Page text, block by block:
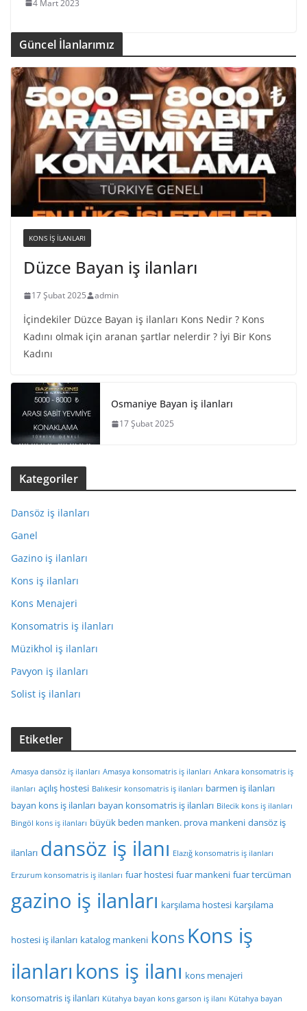
4 Mart 2023
Güncel İlanlarımız
KONS IŞ ILANLARI
Düzce Bayan iş ilanları
17 Şubat 2025 admin
İçindekiler Düzce Bayan iş ilanları Kons Nedir ? Kons
Kadını olmak için aranan şartlar nelerdir ? İyi Bir Kons
Kadını
Osmaniye Bayan iş ilanları
17 Şubat 2025
Kategoriler
Dansöz iş ilanları
Ganel
Gazino iş ilanları
Kons iş ilanları
Kons Menajeri
Konsomatris iş ilanları
Müzikhol iş ilanları
Pavyon iş ilanları
Solist iş ilanları
Etiketler
Amasya dansöz iş ilanları Amasya konsomatris iş ilanları Ankara konsomatris iş
ilanları açılış hostesi Balıkesir konsomatris iş ilanları barmen iş ilanları
bayan kons iş ilanları bayan konsomatris iş ilanları Bilecik kons iş ilanları
Bingöl kons iş ilanları büyük beden manken. prova mankeni dansöz iş
ilanları dansöz iş ilanı Elazığ konsomatris iş ilanları
Erzurum konsomatris iş ilanları fuar hostesi fuar mankeni fuar tercüman
gazino iş ilanları karşılama hostesi karşılama
hostesi iş ilanları katalog mankeni kons Kons iş
ilanları kons iş ilanı kons menajeri
konsomatris iş ilanları Kütahya bayan kons garson iş ilanı Kütahya bayan